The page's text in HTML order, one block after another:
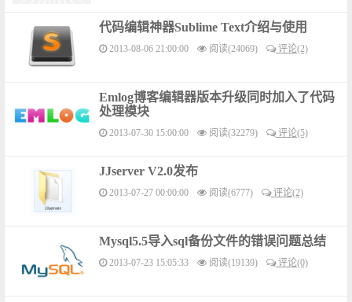
代码编辑神器Sublime Text介绍与使用
2013-08-06 21:00:00 阅读(24069) 评论(2)
Emlog博客编辑器版本升级同时加入了代码
处理模块
2013-07-30 15:00:00 阅读(32279) 评论(5)
JJserver V2.0发布
2013-07-27 00:00:00 阅读(6777) 评论(2)
Mysql5.5导入sql备份文件的错误问题总结
2013-07-23 15:05:33 阅读(19139) 评论(0)